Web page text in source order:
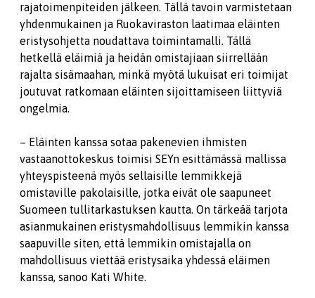
rajatoimenpiteiden jälkeen. Tällä tavoin varmistetaan
yhdenmukainen ja Ruokaviraston laatimaa eläinten
eristysohjetta noudattava toimintamalli. Tällä
hetkellä eläimiä ja heidän omistajiaan siirrellään
rajalta sisämaahan, minkä myötä lukuisat eri toimijat
joutuvat ratkomaan eläinten sijoittamiseen liittyviä
ongelmia.
– Eläinten kanssa sotaa pakenevien ihmisten
vastaanottokeskus toimisi SEYn esittämässä mallissa
yhteyspisteenä myös sellaisille lemmikkejä
omistaville pakolaisille, jotka eivät ole saapuneet
Suomeen tullitarkastuksen kautta. On tärkeää tarjota
asianmukainen eristysmahdollisuus lemmikin kanssa
saapuville siten, että lemmikin omistajalla on
mahdollisuus viettää eristysaika yhdessä eläimen
kanssa, sanoo Kati White.